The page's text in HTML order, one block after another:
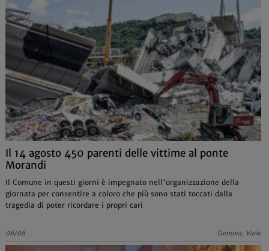
Il 14 agosto 450 parenti delle vittime al ponte
Morandi
Il Comune in questi giorni è impegnato nell'organizzazione della
giornata per consentire a coloro che più sono stati toccati dalla
tragedia di poter ricordare i propri cari
06/08 Genova, Varie